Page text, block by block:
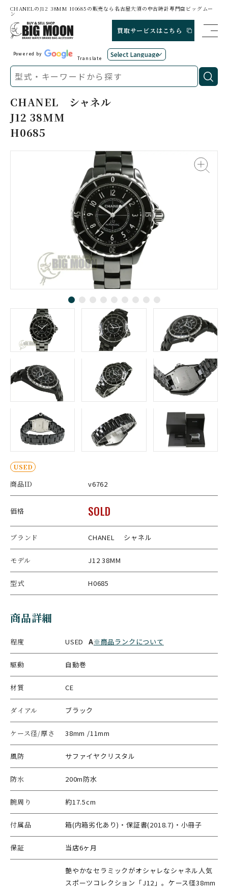
CHANELのJ12 38MM H0685の販売なら名古屋大須の中古時計専門店ビッグムー
ン
買取サービスはこちら
Powered by
Translate
CHANEL シャネル
J12 38MM
H0685
USED
商品ID v6762
価格 SOLD
ブランド CHANEL シャネル
モデル J12 38MM
型式 H0685
商品詳細
程度 USED A※商品ランクについて
駆動 自動巻
材質 CE
ダイアル ブラック
ケース径/厚さ 38mm /11mm
風防 サファイヤクリスタル
防水 200m防水
腕周り 約17.5cm
付属品 箱(内箱劣化あり)・保証書(2018.7)・小冊子
保証 当店6ヶ月
艶やかなセラミックがオシャレなシャネル人気
スポーツコレクション「J12」。ケース径38mm